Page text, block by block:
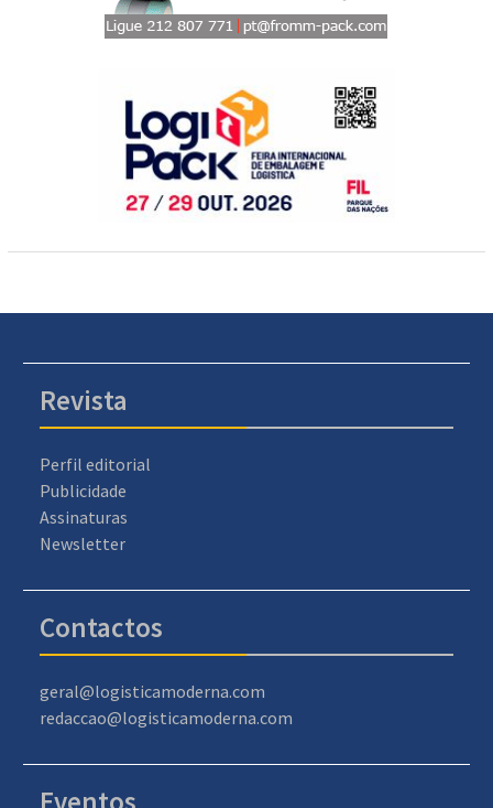
Revista
Perfil editorial
Publicidade
Assinaturas
Newsletter
Contactos
geral@logisticamoderna.com
redaccao@logisticamoderna.com